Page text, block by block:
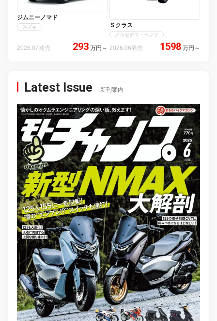
ジムニーノマド
スズキ
2026.07発売 293 万円 ～
Ｓクラス
メルセデス・ベンツ
2026.06発売 1598 万円 ～
Latest Issue 新刊案内